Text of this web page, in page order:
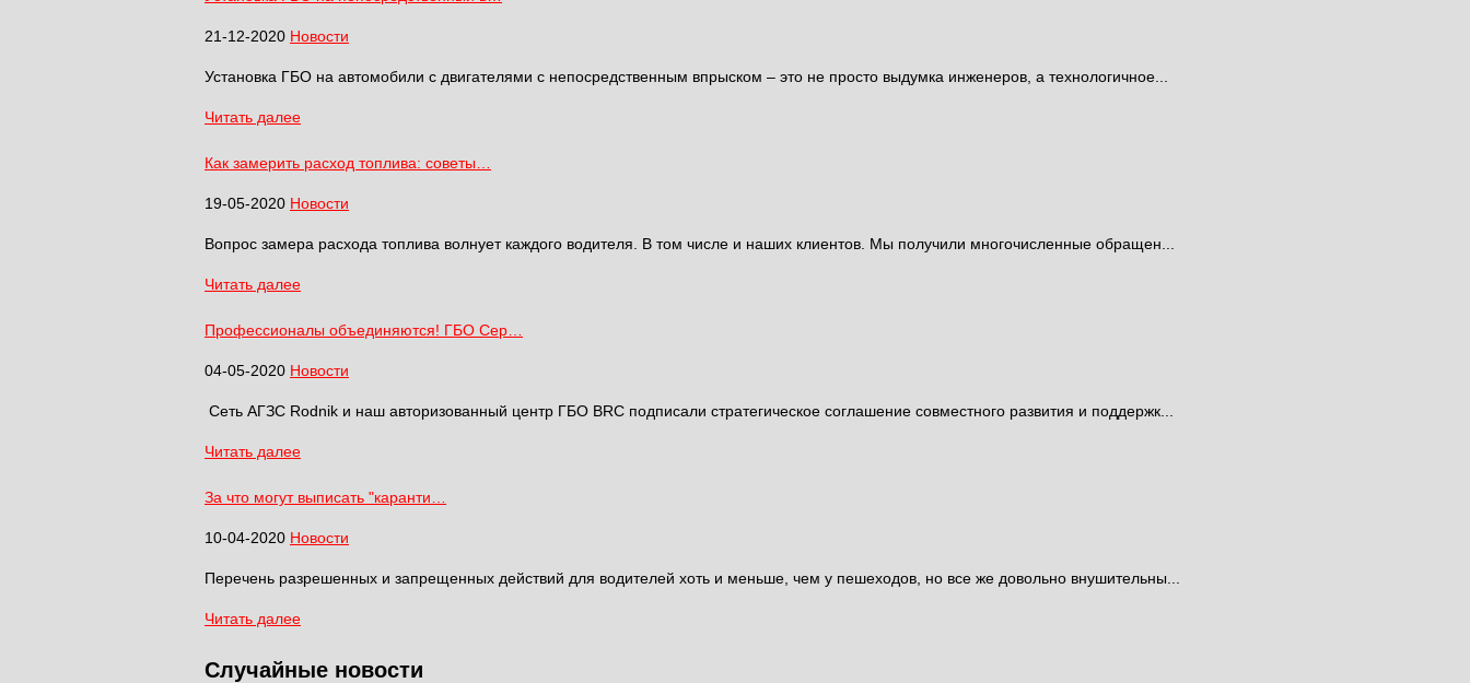
21-12-2020 Новости
Установка ГБО на автомобили с двигателями с непосредственным впрыском – это не просто выдумка инженеров, а технологичное...
Читать далее
Как замерить расход топлива: советы…
19-05-2020 Новости
Вопрос замера расхода топлива волнует каждого водителя. В том числе и наших клиентов. Мы получили многочисленные обращен...
Читать далее
Профессионалы объединяются! ГБО Сер…
04-05-2020 Новости
Сеть АГЗС Rodnik и наш авторизованный центр ГБО BRC подписали стратегическое соглашение совместного развития и поддержк...
Читать далее
За что могут выписать "каранти…
10-04-2020 Новости
Перечень разрешенных и запрещенных действий для водителей хоть и меньше, чем у пешеходов, но все же довольно внушительны...
Читать далее
Случайные новости